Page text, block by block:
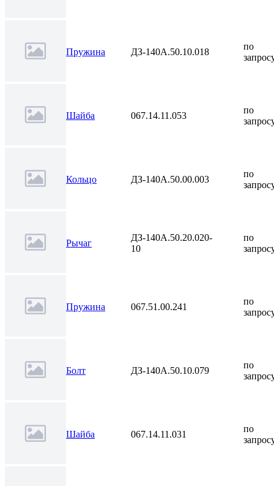
Пружина ДЗ-140А.50.10.018
по
Шайба 067.14.11.053
по
Кольцо ДЗ-140А.50.00.003
по
Рычаг
ДЗ-140А.50.20.020-
10
по
Пружина 067.51.00.241
по
Болт ДЗ-140А.50.10.079
по
Шайба 067.14.11.031
по